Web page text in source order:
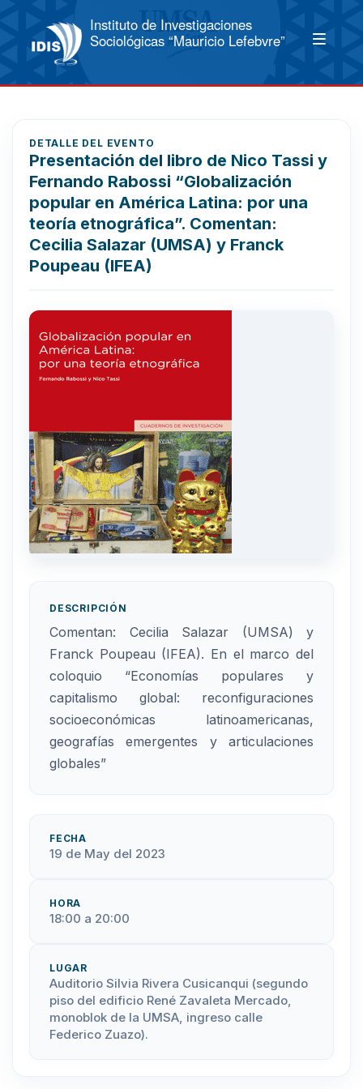
Instituto de Investigaciones
Sociológicas “Mauricio Lefebvre”
DETALLE DEL EVENTO
Presentación del libro de Nico Tassi y
Fernando Rabossi “Globalización
popular en América Latina: por una
teoría etnográfica”. Comentan:
Cecilia Salazar (UMSA) y Franck
Poupeau (IFEA)
DESCRIPCIÓN
Comentan: Cecilia Salazar (UMSA) y
Franck Poupeau (IFEA). En el marco del
coloquio “Economías populares y
capitalismo global: reconfiguraciones
socioeconómicas latinoamericanas,
geografías emergentes y articulaciones
globales”
FECHA
19 de May del 2023
HORA
18:00 a 20:00
LUGAR
Auditorio Silvia Rivera Cusicanqui (segundo
piso del edificio René Zavaleta Mercado,
monoblok de la UMSA, ingreso calle
Federico Zuazo).